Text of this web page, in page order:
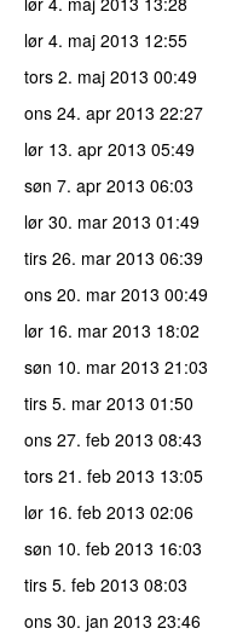
lør 4. maj 2013 12:55
tors 2. maj 2013 00:49
ons 24. apr 2013 22:27
lør 13. apr 2013 05:49
søn 7. apr 2013 06:03
lør 30. mar 2013 01:49
tirs 26. mar 2013 06:39
ons 20. mar 2013 00:49
lør 16. mar 2013 18:02
søn 10. mar 2013 21:03
tirs 5. mar 2013 01:50
ons 27. feb 2013 08:43
tors 21. feb 2013 13:05
lør 16. feb 2013 02:06
søn 10. feb 2013 16:03
tirs 5. feb 2013 08:03
ons 30. jan 2013 23:46